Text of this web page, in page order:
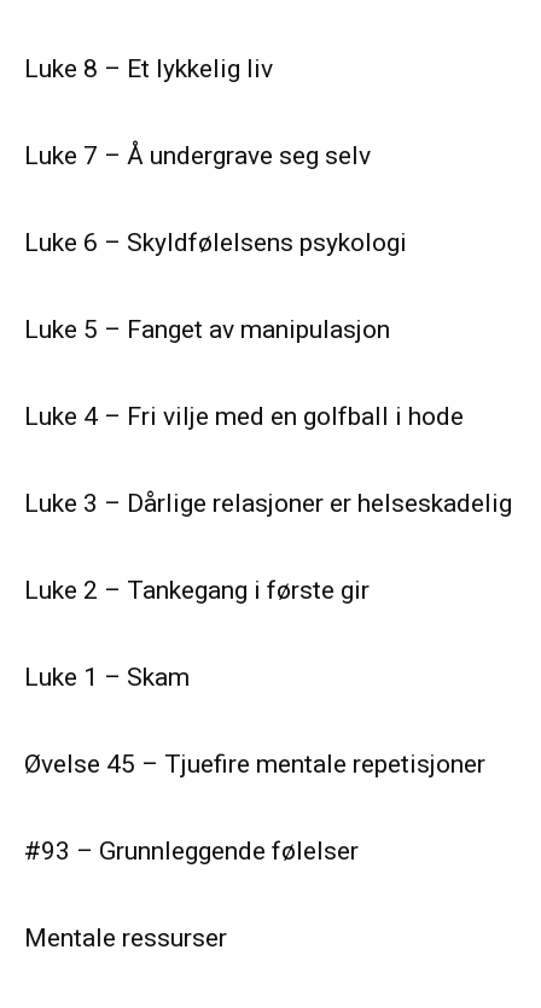
Luke 8 – Et lykkelig liv
Luke 7 – Å undergrave seg selv
Luke 6 – Skyldfølelsens psykologi
Luke 5 – Fanget av manipulasjon
Luke 4 – Fri vilje med en golfball i hode
Luke 3 – Dårlige relasjoner er helseskadelig
Luke 2 – Tankegang i første gir
Luke 1 – Skam
Øvelse 45 – Tjuefire mentale repetisjoner
#93 – Grunnleggende følelser
Mentale ressurser